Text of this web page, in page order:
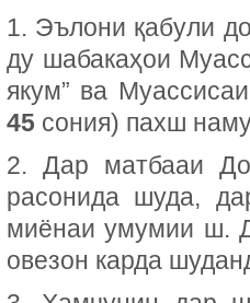
1. Эълони қабули
ду шабакаҳои
якум” ва
45 сония) пахш
2. Дар матбааи
расонида шуда,
миёнаи умумии ш.
овезон карда